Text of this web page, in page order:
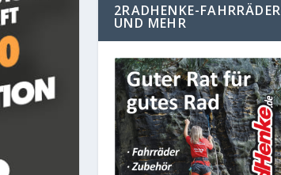
2RADHENKE-FAHRRÄDER
UND MEHR